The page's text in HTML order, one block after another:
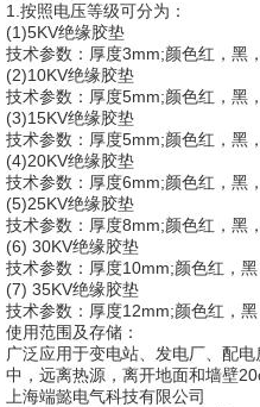
1.按照电压等级可分为：
(1)5KV绝缘胶垫
技术参数：厚度3mm;颜色红，黑
(2)10KV绝缘胶垫
技术参数：厚度5mm;颜色红，黑
(3)15KV绝缘胶垫
技术参数：厚度5mm;颜色红，黑
(4)20KV绝缘胶垫
技术参数：厚度6mm;颜色红，黑
(5)25KV绝缘胶垫
技术参数：厚度8mm;颜色红，黑
(6) 30KV绝缘胶垫
技术参数：厚度10mm;颜色红，
(7) 35KV绝缘胶垫
技术参数：厚度12mm;颜色红，
使用范围及存储：
广泛应用于变电站、发电厂、配
中，远离热源，离开地面和墙壁
上海端懿电气科技有限公司